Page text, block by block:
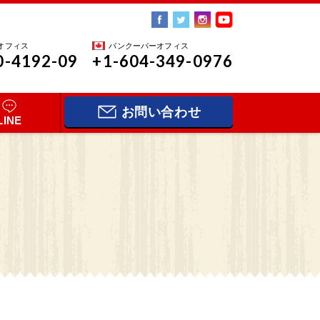
フィス
4192-09
バンクーバーオフィス
+1-604-349-0976
お問い合わせ